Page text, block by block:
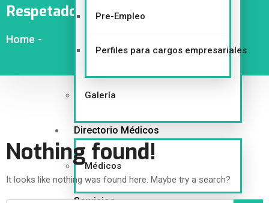
Pre-Empleo
Perfiles para cargos empresariales
Galería
Directorio Médicos
Médicos
Servicios
Respetado Parto En Agua
Home -
Nothing found!
It looks like nothing was found here. Maybe try a search?